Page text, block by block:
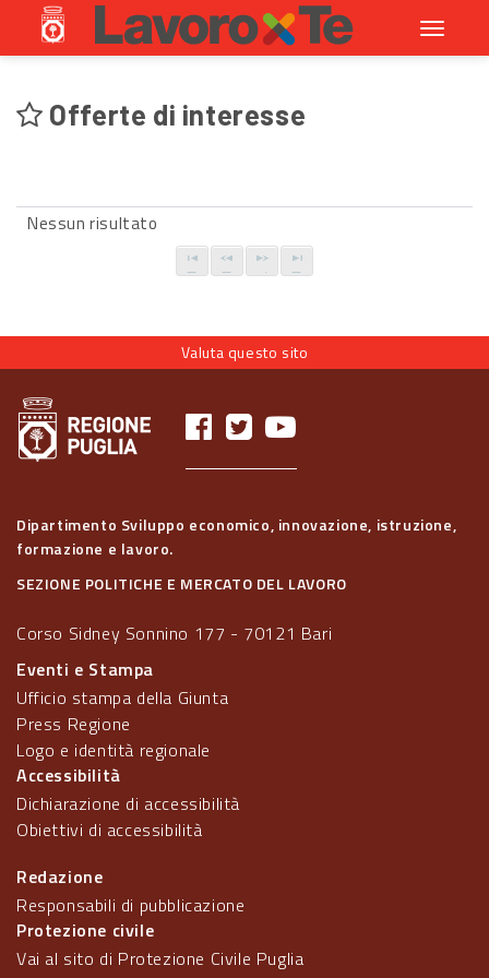
Toggle
Offerte di interesse
Nessun risultato
Valuta questo sito
Dipartimento Sviluppo economico, innovazione, istruzione,
formazione e lavoro.
SEZIONE POLITICHE E MERCATO DEL LAVORO
Corso Sidney Sonnino 177 - 70121 Bari
Eventi e Stampa
Ufficio stampa della Giunta
Press Regione
Logo e identità regionale
Accessibilità
Dichiarazione di accessibilità
Obiettivi di accessibilità
Redazione
Responsabili di pubblicazione
Protezione civile
Vai al sito di Protezione Civile Puglia